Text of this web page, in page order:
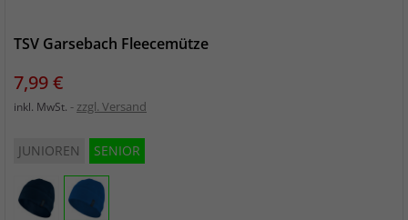
TSV Garsebach Fleecemütze
Preis
7,99 €
inkl. MwSt. zzgl. Versand
JUNIOREN SENIOR